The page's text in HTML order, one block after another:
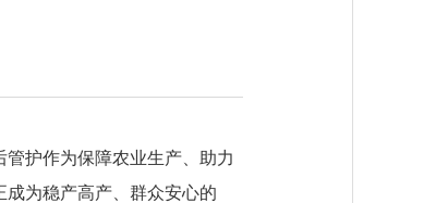
护作为保障农业生产、助力
为稳产高产、群众安心的